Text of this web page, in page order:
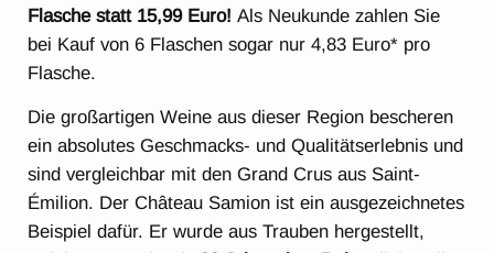
Flasche statt 15,99 Euro!Als Neukunde zahlen Sie
bei Kauf von 6 Flaschen sogar nur 4,83 Euro* pro
Flasche.
Die großartigen Weine aus dieser Region bescheren
ein absolutes Geschmacks- und Qualitätserlebnis und
sind vergleichbar mit den Grand Crus aus Saint-
Émilion. Der Château Samion ist ein ausgezeichnetes
Beispiel dafür. Er wurde aus Trauben hergestellt,